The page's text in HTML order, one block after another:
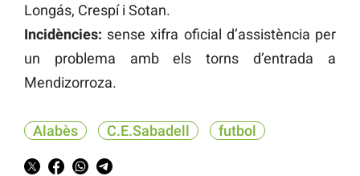
Longás, Crespí i Sotan.
Incidències: sense xifra oficial d’assistència per
un problema amb els torns d’entrada a
Mendizorroza.
Alabès C.E.Sabadell futbol